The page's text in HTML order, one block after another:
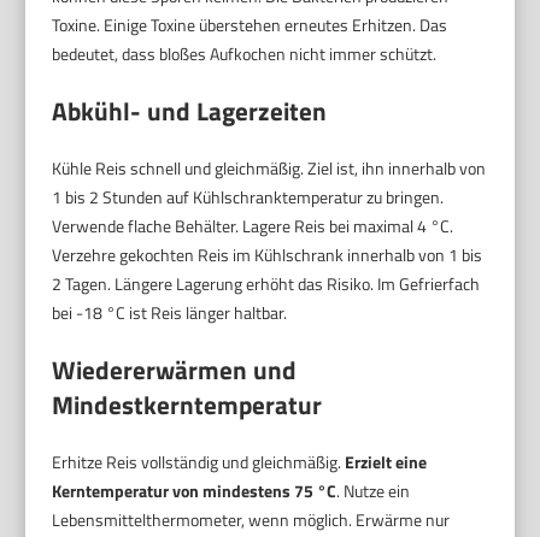
Toxine. Einige Toxine überstehen erneutes Erhitzen. Das
bedeutet, dass bloßes Aufkochen nicht immer schützt.
Abkühl- und Lagerzeiten
Kühle Reis schnell und gleichmäßig. Ziel ist, ihn innerhalb von
1 bis 2 Stunden auf Kühlschranktemperatur zu bringen.
Verwende flache Behälter. Lagere Reis bei maximal 4 °C.
Verzehre gekochten Reis im Kühlschrank innerhalb von 1 bis
2 Tagen. Längere Lagerung erhöht das Risiko. Im Gefrierfach
bei -18 °C ist Reis länger haltbar.
Wiedererwärmen und
Mindestkerntemperatur
Erhitze Reis vollständig und gleichmäßig. Erzielt eine
Kerntemperatur von mindestens 75 °C. Nutze ein
Lebensmittelthermometer, wenn möglich. Erwärme nur